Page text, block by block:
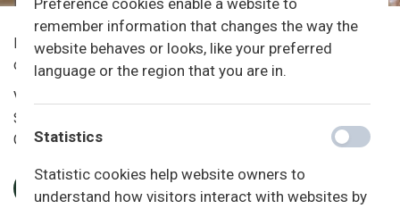
I det nedenstående er samlet en række obligatoriske links
omkring friskolen.
Vedtægterne er godkendt af UVM d. 27.10.2011.
Senest revideret d. 26.06.2023.
Offentliggjort d. 26.06.23.
SKOLENS VEDTÆGTER
Preference cookies enable a website to
remember information that changes the way the
website behaves or looks, like your preferred
language or the region that you are in.
Statistics
Statistic cookies help website owners to
understand how visitors interact with websites by